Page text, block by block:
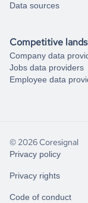
Data sources
Competitive
Company data
Jobs data providers
Employee data
© 2026 Coresignal
Privacy policy
Privacy rights
Code of conduct